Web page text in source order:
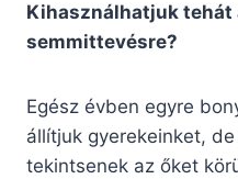
Kihasználhatjuk tehát
semmittevésre?
Egész évben egyre
állítjuk gyerekeinket,
tekintsenek az őket